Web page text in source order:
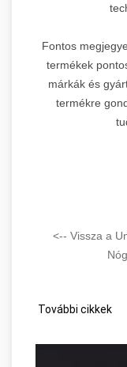
Fontos
termékek
márkák és
termékre
<-- Vissza a
További cikkek